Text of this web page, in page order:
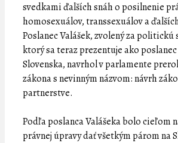
svedkami ďalších snáh o posilnenie
homosexuálov, transsexuálov a
Poslanec Valášek, zvolený za
ktorý sa teraz prezentuje ako
Slovenska, navrhol v parlamente
zákona s nevinným názvom: návrh
partnerstve.
Podľa poslanca Valášeka bolo cieľom
právnej úpravy dať všetkým párom na